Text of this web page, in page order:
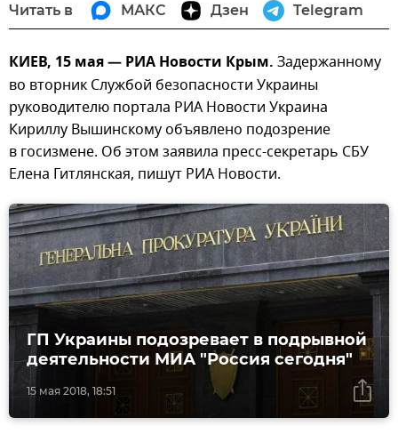
Читать в МАКС Дзен Telegram
КИЕВ, 15 мая — РИА Новости Крым. Задержанному
во вторник Службой безопасности Украины
руководителю портала РИА Новости Украина
Кириллу Вышинскому объявлено подозрение
в госизмене. Об этом заявила пресс-секретарь СБУ
Елена Гитлянская, пишут РИА Новости.
15 мая 2018, 18:51
ГП Украины подозревает в подрывной
деятельности МИА "Россия сегодня"